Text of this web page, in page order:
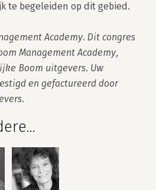
te begeleiden op dit gebied.
Academy. Dit congres
Management Academy,
Boom uitgevers. Uw
en gefactureerd door